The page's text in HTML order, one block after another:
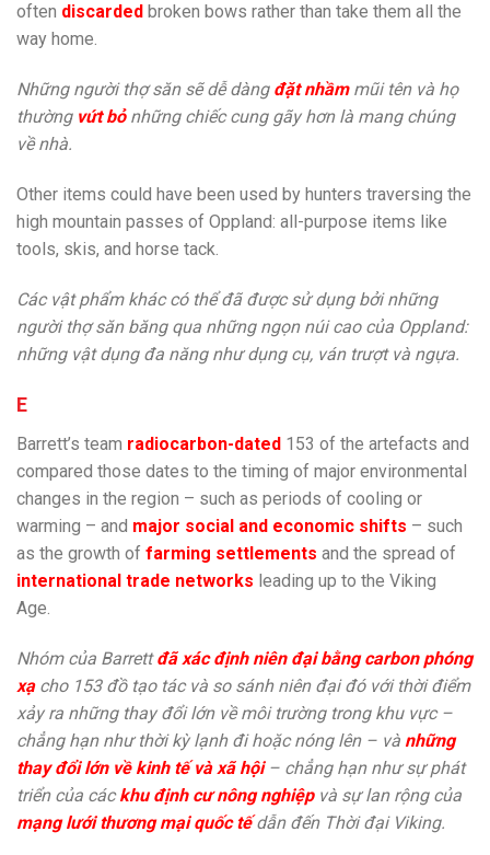
often discarded broken bows rather than take them all the
way home.
Những người thợ săn sẽ dễ dàng đặt nhầmmũi tên và họ
thường vứt bỏ những chiếc cung gãy hơn là mang chúng
về nhà.
Other items could have been used by hunters traversing the
high mountain passes of Oppland: all-purpose items like
tools, skis, and horse tack.
Các vật phẩm khác có thể đã được sử dụng bởi những
người thợ săn băng qua những ngọn núi cao của Oppland:
những vật dụng đa năng như dụng cụ, ván trượt và ngựa.
E
Barrett’s team radiocarbon-dated 153 of the artefacts and
compared those dates to the timing of major environmental
changes in the region – such as periods of cooling or
warming – and major social and economic shifts – such
as the growth of farming settlements and the spread of
international trade networks leading up to the Viking
Age.
Nhóm của Barrett đã xác định niên đại bằng carbon phóng
xạ cho 153 đồ tạo tác và so sánh niên đại đó với thời điểm
xảy ra những thay đổi lớn về môi trường trong khu vực –
chẳng hạn như thời kỳ lạnh đi hoặc nóng lên – và những
thay đổi lớn về kinh tế và xã hội – chẳng hạn như sự phát
triển của các khu định cư nông nghiệpvà sự lan rộng của
mạng lưới thương mại quốc tế dẫn đến Thời đại Viking.